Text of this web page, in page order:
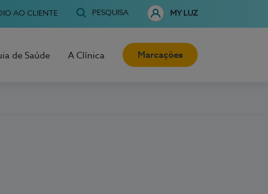
AO CLIENTE PESQUISA MY LUZ
de Saúde A Clínica Marcações